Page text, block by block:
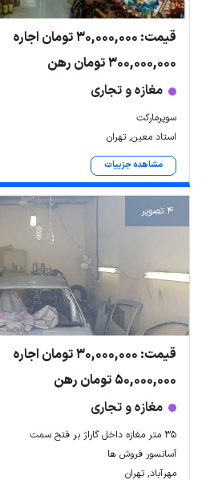
قیمت: 30,000,000 تومان اجاره
300,000,000 تومان رهن
مغازه و تجاری
سوپرمارکت
استاد معین, تهران
مشاهده جزییات
4 تصویر
قیمت: 30,000,000 تومان اجاره
50,000,000 تومان رهن
مغازه و تجاری
۳۵ متر مغازه داخل گاراژ بر فتح سمت
آسانسور فروش ها
مهرآباد, تهران